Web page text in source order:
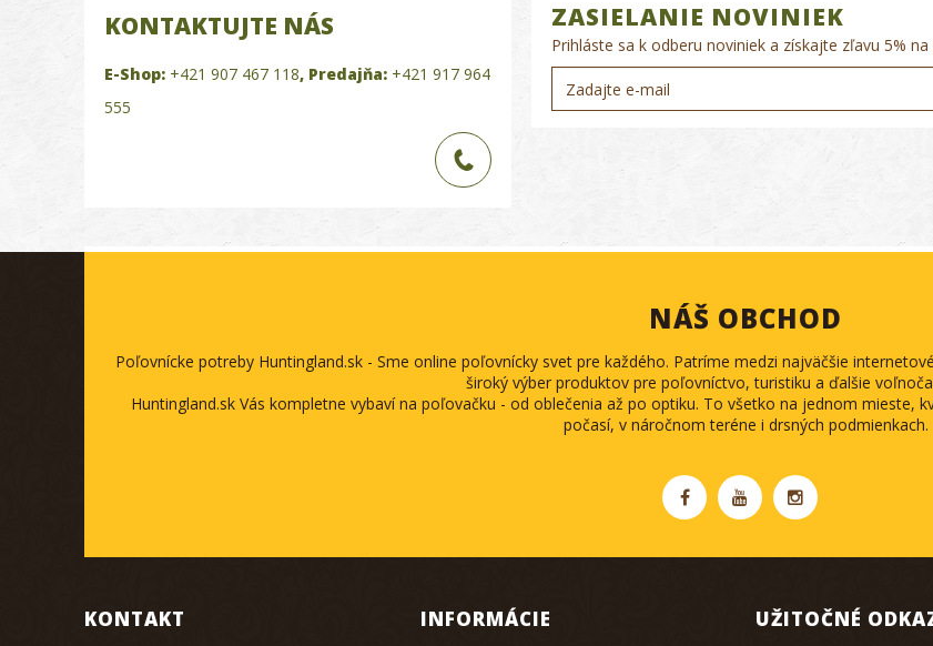
KONTAKTUJTE NÁS
E-Shop: +421 907 467 118, Predajňa: +421 917 964
555
ZASIELANIE NOVINIEK
Prihláste sa k odberu noviniek a získajte zľavu 5% na
NÁŠ OBCHOD
Poľovnícke potreby Huntingland.sk - Sme online poľovnícky svet pre každého. Patríme medzi najväčšie
široký výber produktov pre poľovníctvo, turistiku a ďalšie
Huntingland.sk Vás kompletne vybaví na poľovačku - od oblečenia až po optiku. To všetko na jednom mieste,
počasí, v náročnom teréne i drsných podmienkach.
KONTAKT INFORMÁCIE UŽITOČNÉ